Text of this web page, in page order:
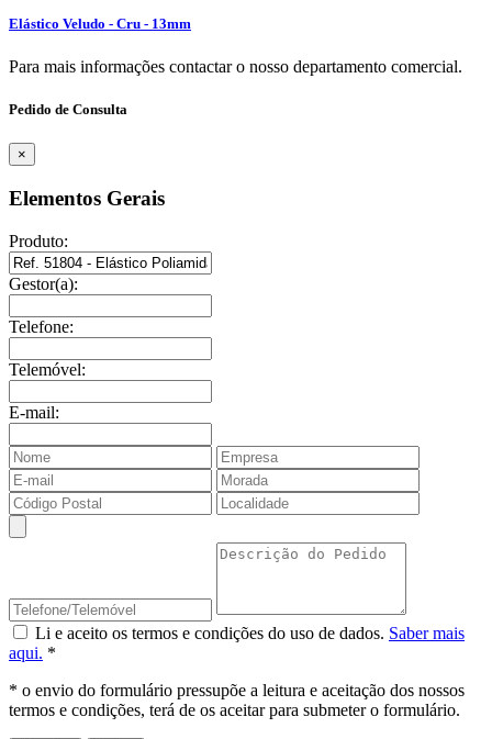
Elástico Veludo - Cru - 13mm
Para mais informações contactar o nosso departamento comercial.
Pedido de Consulta
×
Elementos Gerais
Produto:
Gestor(a):
Telefone:
Telemóvel:
E-mail:
Li e aceito os termos e condições do uso de dados. Saber mais
aqui. *
* o envio do formulário pressupõe a leitura e aceitação dos nossos
termos e condições, terá de os aceitar para submeter o formulário.